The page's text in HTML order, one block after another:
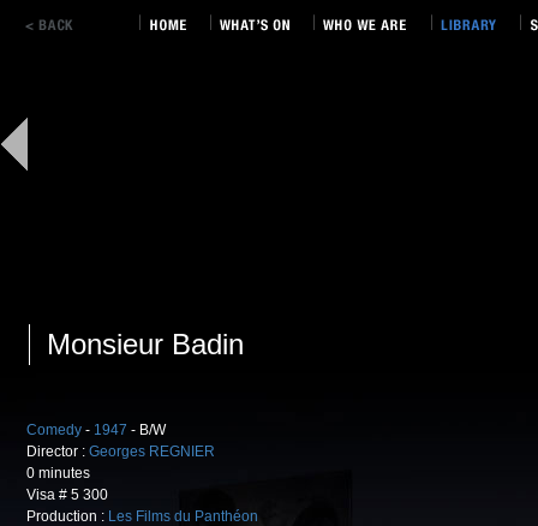
Monsieur Badin
Comedy - 1947 - B/W
Director : Georges REGNIER
0 minutes
Visa # 5 300
Production : Les Films du Panthéon